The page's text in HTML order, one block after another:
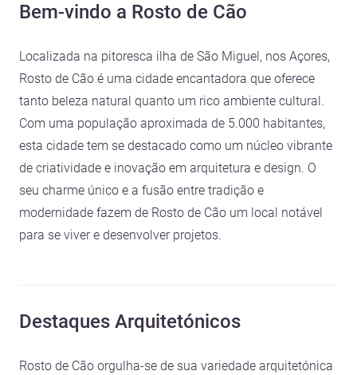
Bem-vindo a Rosto de Cão
Localizada na pitoresca ilha de São Miguel, nos Açores,
Rosto de Cão é uma cidade encantadora que oferece
tanto beleza natural quanto um rico ambiente cultural.
Com uma população aproximada de 5.000 habitantes,
esta cidade tem se destacado como um núcleo vibrante
de criatividade e inovação em arquitetura e design. O
seu charme único e a fusão entre tradição e
modernidade fazem de Rosto de Cão um local notável
para se viver e desenvolver projetos.
Destaques Arquitetónicos
Rosto de Cão orgulha-se de sua variedade arquitetónica